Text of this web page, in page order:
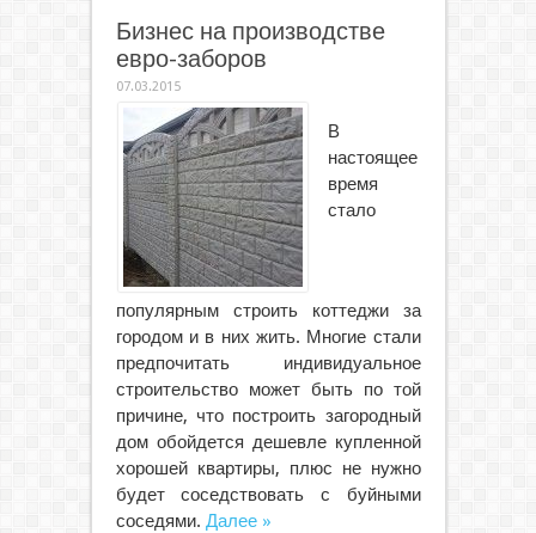
Бизнес на производстве
евро-заборов
07.03.2015
В
настоящее
время
стало
популярным строить коттеджи за
городом и в них жить. Многие стали
предпочитать индивидуальное
строительство может быть по той
причине, что построить загородный
дом обойдется дешевле купленной
хорошей квартиры, плюс не нужно
будет соседствовать с буйными
соседями. Далее »